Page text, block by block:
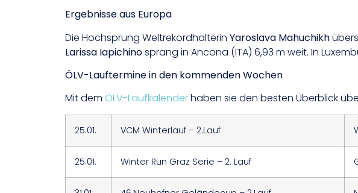
Ergebnisse aus Europa
Die Hochsprung Weltrekordhalterin Yaroslava Mahuchikh
Larissa Iapichinosprang in Ancona (ITA) 6,93 m weit. In
ÖLV-Lauftermine in den kommenden Wochen
Mit dem ÖLV-Laufkalenderhaben sie den besten Überblick
25.01. VCM Winterlauf – 2.Lauf
25.01. Winter Run Graz Serie – 2. Lauf